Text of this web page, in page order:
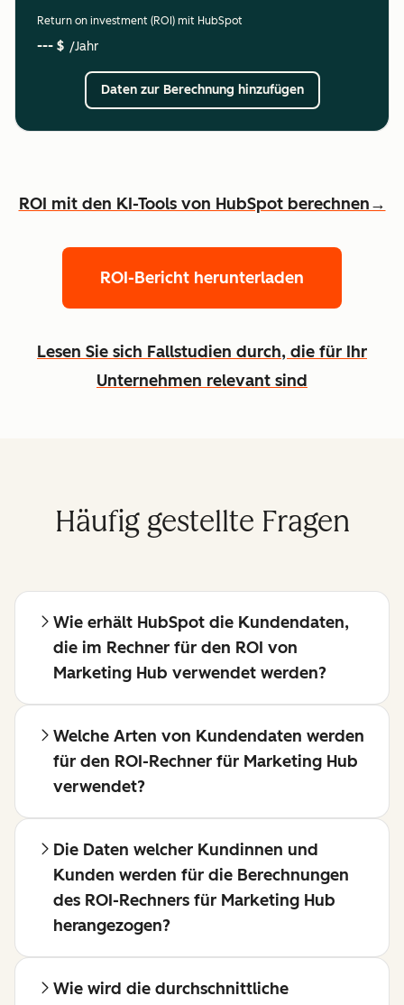
Return on investment (ROI) mit HubSpot
--- $ /Jahr
Daten zur Berechnung hinzufügen
ROI mit den KI-Tools von HubSpot berechnen→
ROI-Bericht herunterladen
Lesen Sie sich Fallstudien durch, die für Ihr
Unternehmen relevant sind
Häufig gestellte Fragen
Wie erhält HubSpot die Kundendaten,
die im Rechner für den ROI von
Marketing Hub verwendet werden?
Welche Arten von Kundendaten werden
für den ROI-Rechner für Marketing Hub
verwendet?
Die Daten welcher Kundinnen und
Kunden werden für die Berechnungen
des ROI-Rechners für Marketing Hub
herangezogen?
Wie wird die durchschnittliche